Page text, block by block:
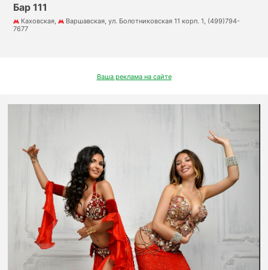
Бар 111
Каховская,
Варшавская, ул. Болотниковская 11 корп. 1, (499)794-
7677
Ваша реклама на сайте